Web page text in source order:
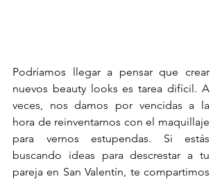
Podríamos llegar a pensar que crear
nuevos beauty looks es tarea difícil. A
veces, nos damos por vencidas a la
hora de reinventarnos con el maquillaje
para vernos estupendas. Si estás
buscando ideas para descrestar a tu
pareja en San Valentín, te compartimos